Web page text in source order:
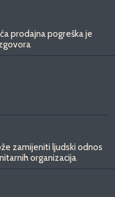
prodajna pogreška je
zamijeniti ljudski odnos
organizacija